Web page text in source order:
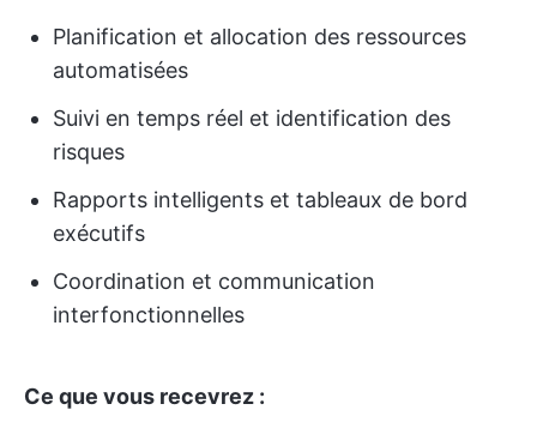
Planification et allocation des ressources
automatisées
Suivi en temps réel et identification des
risques
Rapports intelligents et tableaux de bord
exécutifs
Coordination et communication
interfonctionnelles
Ce que vous recevrez :